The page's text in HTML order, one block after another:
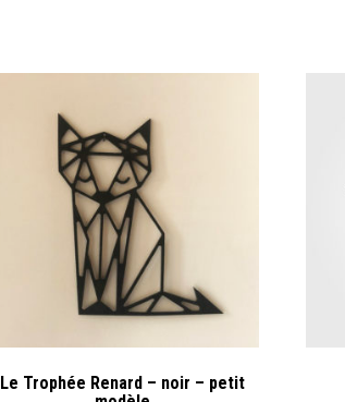
Le Trophée Renard – noir – petit